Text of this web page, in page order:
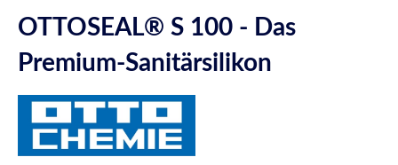
OTTOSEAL® S 100 - Das
Premium-Sanitärsilikon